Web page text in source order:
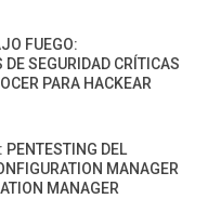
FUEGO:
SEGURIDAD CRÍTICAS
PARA HACKEAR
PENTESTING DEL
MANAGER
MANAGER